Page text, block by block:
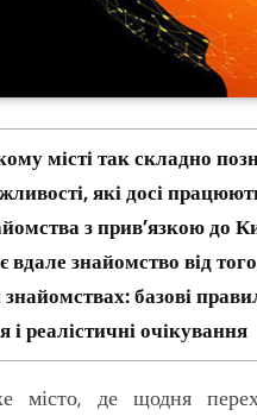
місті так складно
які досі
з прив’язкою до
вдале знайомство від
базові
і реалістичні очікування
місто, де щодня